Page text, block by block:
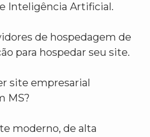
Inteligência Artificial.
de hospedagem de
para hospedar seu site.
site empresarial
MS?
moderno, de alta